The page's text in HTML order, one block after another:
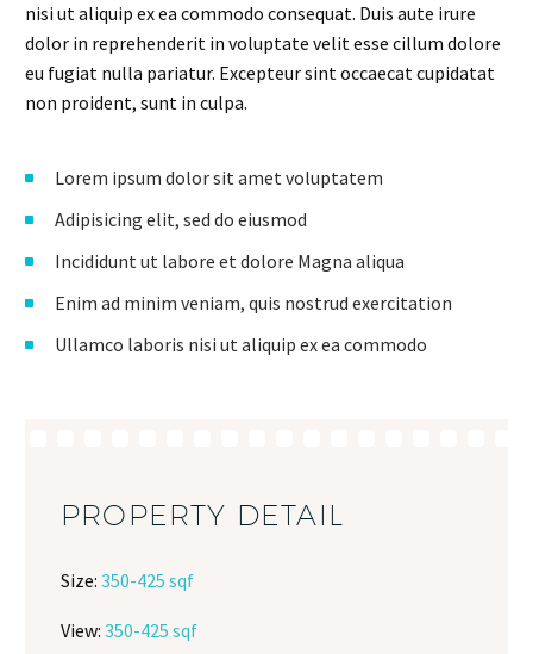
nisi ut aliquip ex ea commodo consequat. Duis aute irure
dolor in reprehenderit in voluptate velit esse cillum dolore
eu fugiat nulla pariatur. Excepteur sint occaecat cupidatat
non proident, sunt in culpa.
Lorem ipsum dolor sit amet voluptatem
Adipisicing elit, sed do eiusmod
Incididunt ut labore et dolore Magna aliqua
Enim ad minim veniam, quis nostrud exercitation
Ullamco laboris nisi ut aliquip ex ea commodo
PROPERTY DETAIL
Size: 350-425 sqf
View: 350-425 sqf